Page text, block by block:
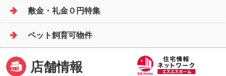
敷金・礼金０円特集
ペット飼育可物件
店舗情報